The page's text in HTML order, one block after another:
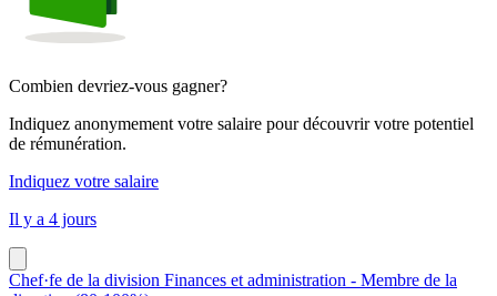
Combien devriez-vous gagner?
Indiquez anonymement votre salaire pour découvrir votre potentiel
de rémunération.
Indiquez votre salaire
Il y a 4 jours
Chef·fe de la division Finances et administration - Membre de la